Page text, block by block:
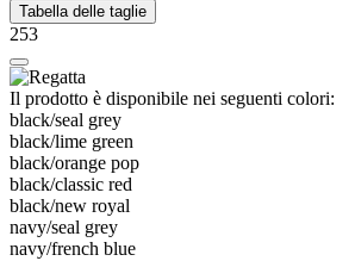
Tabella delle taglie
253
Il prodotto è disponibile nei seguenti colori:
black/​seal grey
black/​lime green
black/​orange pop
black/​classic red
black/​new royal
navy/​seal grey
navy/​french blue